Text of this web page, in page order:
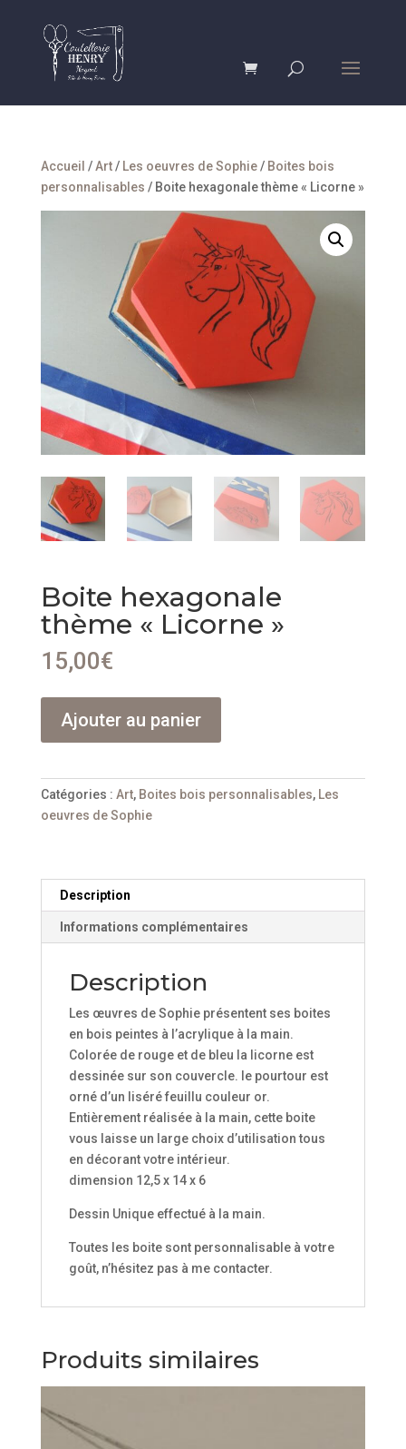
Accueil /Art/ Les oeuvres de Sophie/ Boites bois
personnalisables / Boite hexagonale thème « Licorne »
Boite hexagonale
thème « Licorne »
15,00€
thème
"Licorne"
Ajouter au panier
Catégories : Art, Boites bois personnalisables, Les
oeuvres de Sophie
Description
Informations complémentaires
Description
Les œuvres de Sophie présentent ses boites
en bois peintes à l’acrylique à la main.
Colorée de rouge et de bleu la licorne est
dessinée sur son couvercle. le pourtour est
orné d’un liséré feuillu couleur or.
Entièrement réalisée à la main, cette boite
vous laisse un large choix d’utilisation tous
en décorant votre intérieur.
dimension 12,5 x 14 x 6
Dessin Unique effectué à la main.
Toutes les boite sont personnalisable à votre
goût, n’hésitez pas à me contacter.
Produits similaires